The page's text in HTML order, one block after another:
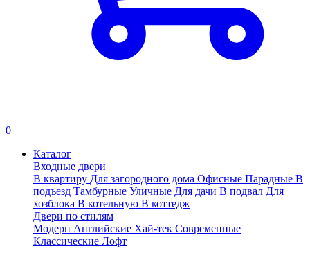
0
Каталог
Входные двери
В квартиру Для загородного дома Офисные Парадные В
подъезд Тамбурные Уличные Для дачи В подвал Для
хозблока В котельную В коттедж
Двери по стилям
Модерн Английские Хай-тек Современные
Классические Лофт